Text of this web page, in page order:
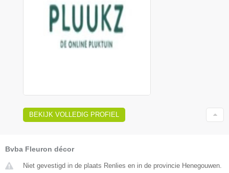
BEKIJK VOLLEDIG PROFIEL
Bvba Fleuron décor
Niet gevestigd in de plaats Renlies en in de provincie Henegouwen.